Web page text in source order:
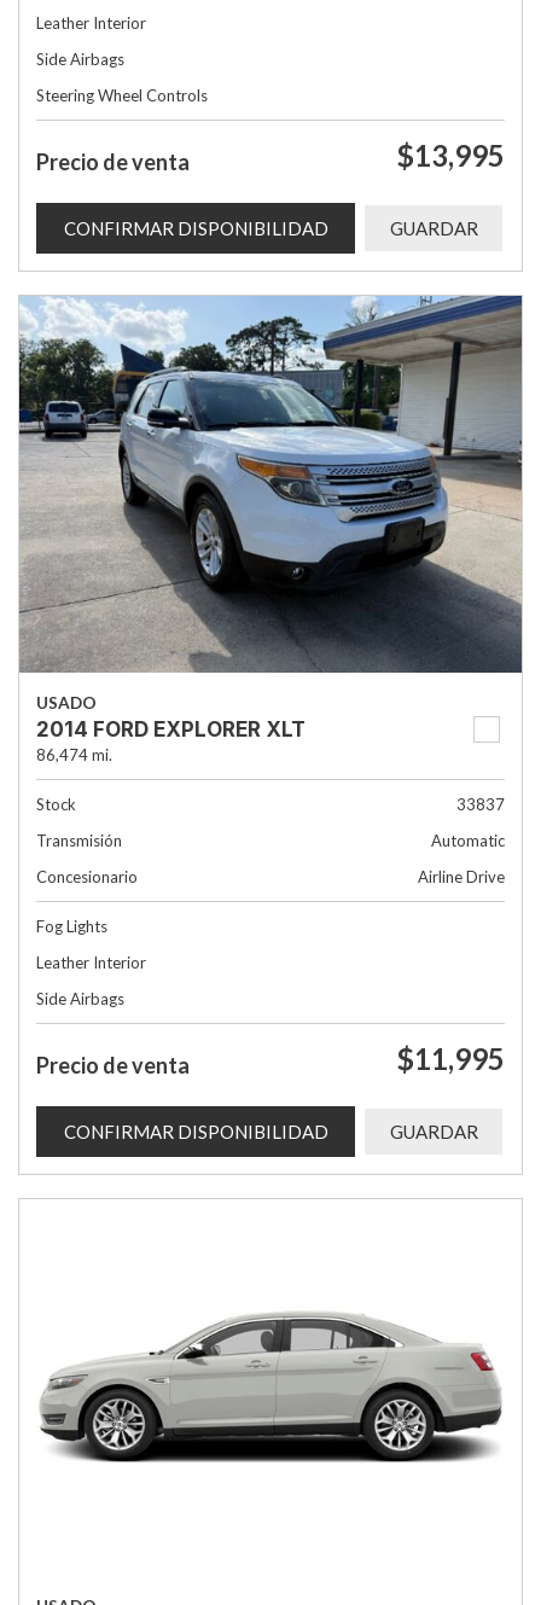
Leather Interior
Side Airbags
Steering Wheel Controls
Precio de venta $13,995
CONFIRMAR DISPONIBILIDAD GUARDAR
USADO
2014 FORD EXPLORER XLT
86,474 mi.
Stock
33837
Transmisión
Automatic
Concesionario
Airline Drive
Fog Lights
Leather Interior
Side Airbags
Precio de venta $11,995
CONFIRMAR DISPONIBILIDAD GUARDAR